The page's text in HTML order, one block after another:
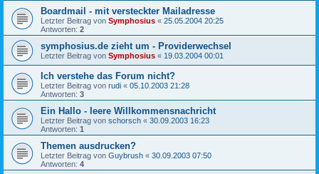
Boardmail - mit versteckter Mailadresse
Letzter Beitrag von Symphosius « 25.05.2004 20:25
Antworten: 2
symphosius.de zieht um - Providerwechsel
Letzter Beitrag von Symphosius « 19.03.2004 00:01
Ich verstehe das Forum nicht?
Letzter Beitrag von rudi « 05.10.2003 21:28
Antworten: 3
Ein Hallo - leere Willkommensnachricht
Letzter Beitrag von schorsch « 30.09.2003 16:23
Antworten: 1
Themen ausdrucken?
Letzter Beitrag von Guybrush « 30.09.2003 07:50
Antworten: 4